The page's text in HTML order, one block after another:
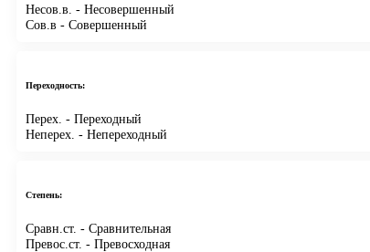
Несов.в. - Несовершенный
Сов.в - Совершенный
Переходность:
Перех. - Переходный
Неперех. - Непереходный
Степень:
Сравн.ст. - Сравнительная
Превос.ст. - Превосходная